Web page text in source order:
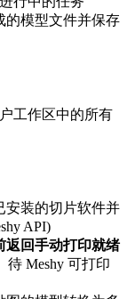
模型文件并保存
工作区中的所有
装的切片软件并
API)
返回手动打印就绪
待 Meshy 可打印